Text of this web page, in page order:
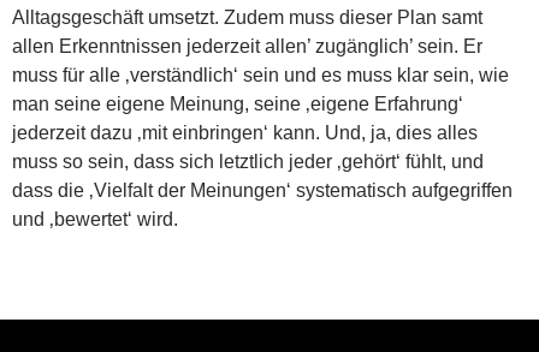
Alltagsgeschäft umsetzt. Zudem muss dieser Plan samt
allen Erkenntnissen jederzeit allen’ zugänglich’ sein. Er
muss für alle ‚verständlich‘ sein und es muss klar sein, wie
man seine eigene Meinung, seine ‚eigene Erfahrung‘
jederzeit dazu ‚mit einbringen‘ kann. Und, ja, dies alles
muss so sein, dass sich letztlich jeder ‚gehört‘ fühlt, und
dass die ‚Vielfalt der Meinungen‘ systematisch aufgegriffen
und ‚bewertet‘ wird.